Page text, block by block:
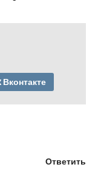
Вконтакте
Ответить